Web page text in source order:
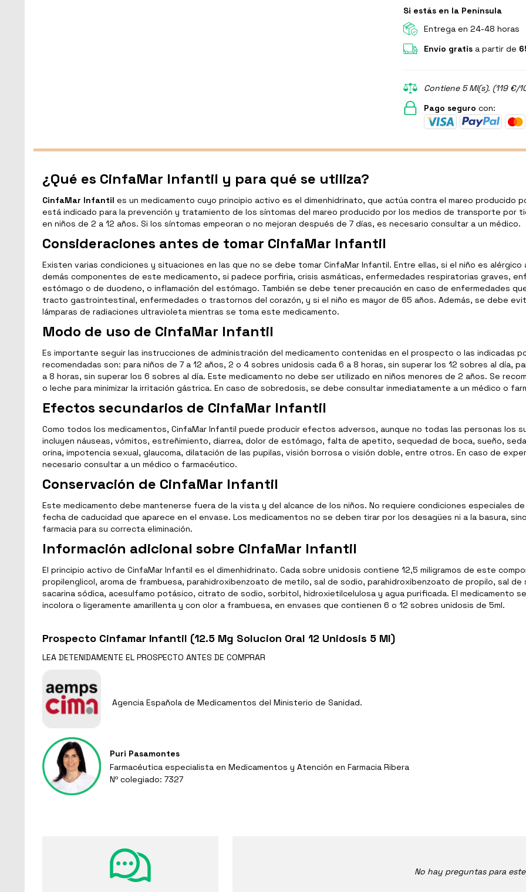
Si estás en la Península
Entrega en 24-48 horas
Envío gratis a partir de
Contiene 5 Ml(s). (119 €/
Pago seguro con:
¿Qué es CinfaMar Infantil y para qué se utiliza?
CinfaMar Infantil es un medicamento cuyo principio activo es el dimenhidrinato, que actúa contra el mareo producido
está indicado para la prevención y tratamiento de los síntomas del mareo producido por los medios de transporte por
en niños de 2 a 12 años. Si los síntomas empeoran o no mejoran después de 7 días, es necesario consultar a un médico.
Consideraciones antes de tomar CinfaMar Infantil
Existen varias condiciones y situaciones en las que no se debe tomar CinfaMar Infantil. Entre ellas, si el niño es alérgico
demás componentes de este medicamento, si padece porfiria, crisis asmáticas, enfermedades respiratorias graves,
estómago o de duodeno, o inflamación del estómago. También se debe tener precaución en caso de enfermedades
tracto gastrointestinal, enfermedades o trastornos del corazón, y si el niño es mayor de 65 años. Además, se debe
lámparas de radiaciones ultravioleta mientras se toma este medicamento.
Modo de uso de CinfaMar Infantil
Es importante seguir las instrucciones de administración del medicamento contenidas en el prospecto o las indicadas
recomendadas son: para niños de 7 a 12 años, 2 o 4 sobres unidosis cada 6 a 8 horas, sin superar los 12 sobres al día,
a 8 horas, sin superar los 6 sobres al día. Este medicamento no debe ser utilizado en niños menores de 2 años. Se
o leche para minimizar la irritación gástrica. En caso de sobredosis, se debe consultar inmediatamente a un médico o
Efectos secundarios de CinfaMar Infantil
Como todos los medicamentos, CinfaMar Infantil puede producir efectos adversos, aunque no todas las personas los
incluyen náuseas, vómitos, estreñimiento, diarrea, dolor de estómago, falta de apetito, sequedad de boca, sueño,
orina, impotencia sexual, glaucoma, dilatación de las pupilas, visión borrosa o visión doble, entre otros. En caso de
necesario consultar a un médico o farmacéutico.
Conservación de CinfaMar Infantil
Este medicamento debe mantenerse fuera de la vista y del alcance de los niños. No requiere condiciones especiales
fecha de caducidad que aparece en el envase. Los medicamentos no se deben tirar por los desagües ni a la basura,
farmacia para su correcta eliminación.
Información adicional sobre CinfaMar Infantil
El principio activo de CinfaMar Infantil es el dimenhidrinato. Cada sobre unidosis contiene 12,5 miligramos de este
propilenglicol, aroma de frambuesa, parahidroxibenzoato de metilo, sal de sodio, parahidroxibenzoato de propilo, sal
sacarina sódica, acesulfamo potásico, citrato de sodio, sorbitol, hidroxietilcelulosa y agua purificada. El medicamento
incolora o ligeramente amarillenta y con olor a frambuesa, en envases que contienen 6 o 12 sobres unidosis de 5ml.
Prospecto Cinfamar Infantil (12.5 Mg Solucion Oral 12 Unidosis 5 Ml)
LEA DETENIDAMENTE EL PROSPECTO ANTES DE COMPRAR
Agencia Española de Medicamentos del Ministerio de Sanidad.
Puri Pasamontes
Farmacéutica especialista en Medicamentos y Atención en Farmacia Ribera
Nº colegiado: 7327
No hay preguntas para